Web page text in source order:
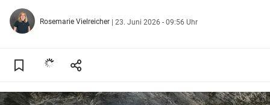
Rosemarie Vielreicher | 23. Juni 2026 - 09:56 Uhr